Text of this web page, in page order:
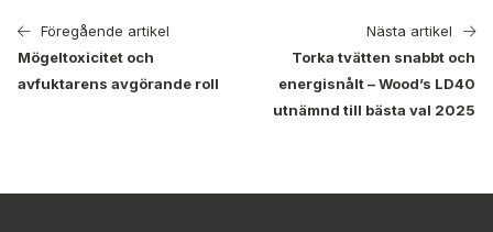
Föregående artikel
Mögeltoxicitet och
avfuktarens avgörande roll
Nästa artikel
Torka tvätten snabbt och
energisnålt – Wood’s LD40
utnämnd till bästa val 2025